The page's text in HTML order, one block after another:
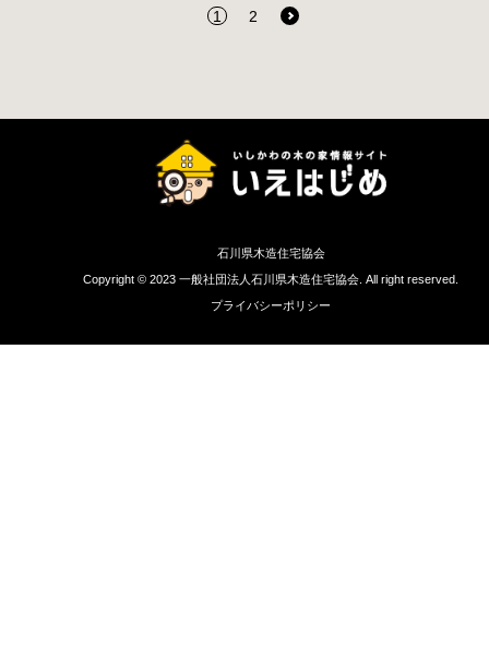
1 2
石川県木造住宅協会
Copyright © 2023 一般社団法人石川県木造住宅協会. All right reserved.
プライバシーポリシー